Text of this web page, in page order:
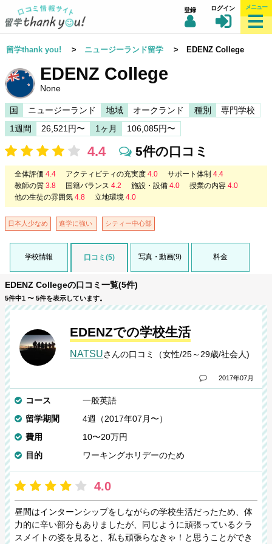
登録 ログイン メニュー
留学thank you! > ニュージーランド留学 > EDENZ College
EDENZ College
None
国 ニュージーランド 地域 オークランド 種別
専門学校
1週間
26,521円〜 1ヶ月 106,085円〜
4.4 5件の口コミ
全体評価 4.4 アクティビティの充実度 4.0 サポート体制 4.4
教師の質 3.8 国籍バランス 4.2 施設・設備 4.0 授業の内容 4.0
他の生徒の雰囲気 4.8 立地環境 4.0
日本人少なめ 進学に強い シティー中心部
学校情報 口コミ(5) 写真・動画(9) 料金
EDENZ Collegeの口コミ一覧(5件)
5件中1 〜 5件を表示しています。
EDENZでの学校生活
NATSUさんの口コミ（女性/25～29歳/社会人)
2017年07月
コース
一般英語
留学期間
4週（2017年07月〜）
費用
10〜20万円
目的
ワーキングホリデーのため
4.0
昼間はインターンシップをしながらの学校生活だったため、体
力的に辛い部分もありましたが、同じように頑張っているクラ
スメイトの姿を見ると、私も頑張らなきゃ！と思うことができ